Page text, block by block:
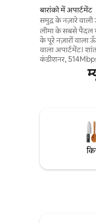
बारांको में अपार्टमेंट
समुद्र के नज़ारे
500Mbps · पूल
लीमा के सबसे पैदल
के पूरे नज़ारों वाला
वाला अपार्टमेंट।
कंडीशनर,
असली डेस्क, बेडरूम
पूल, जिम, वर्क
भी देखें। पूरी जगह पर
इमारत में 24 घंटे,